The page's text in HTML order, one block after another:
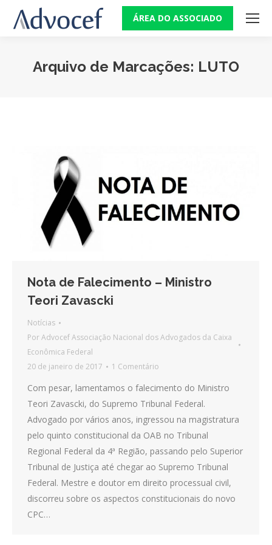
ÁREA DO ASSOCIADO
Arquivo de Marcações: LUTO
Nota de Falecimento – Ministro
Teori Zavascki
Notícias
PorAdvocef Associação Nacional dos Advogados da Caixa
Econômica Federal
20 de janeiro de 2017
1 Comentário
Com pesar, lamentamos o falecimento do Ministro
Teori Zavascki, do Supremo Tribunal Federal.
Advogado por vários anos, ingressou na magistratura
pelo quinto constitucional da OAB no Tribunal
Regional Federal da 4ª Região, passando pelo Superior
Tribunal de Justiça até chegar ao Supremo Tribunal
Federal. Mestre e doutor em direito processual civil,
discorreu sobre os aspectos constitucionais do novo
CPC…